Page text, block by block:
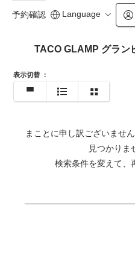
予約確認 Language
TACO GLAMP グラン
表示切替 ：
まことに申し訳ございませ
見つかりま
検索条件を変えて、